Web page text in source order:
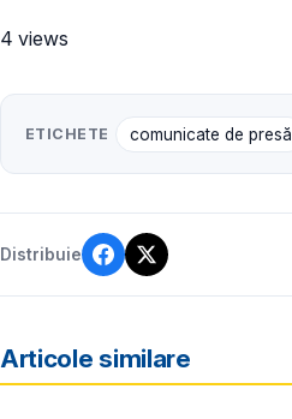
4 views
ETICHETE comunicate de presă
Distribuie
Articole similare